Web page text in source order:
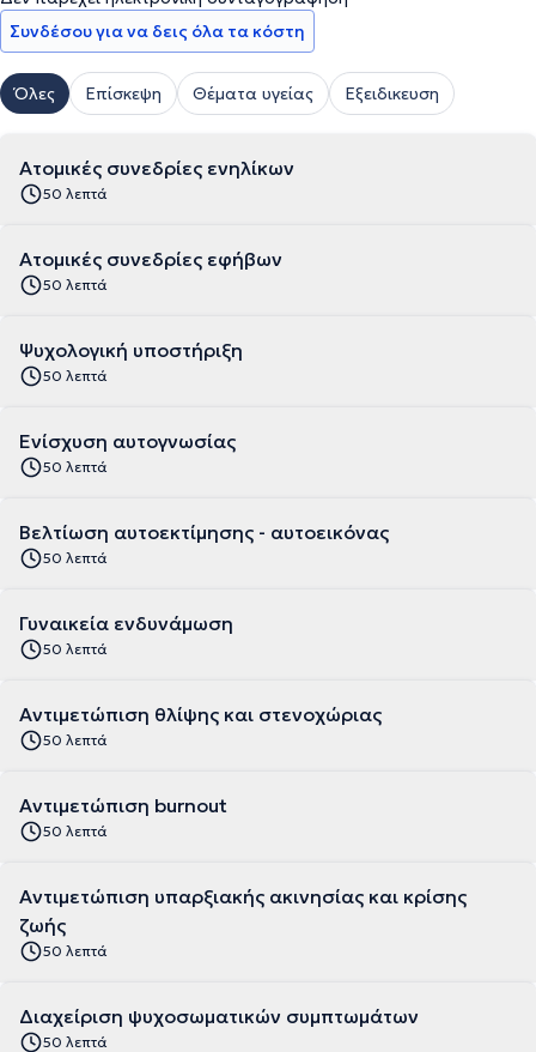
Συνδέσου για να δεις όλα τα κόστη
Όλες Επίσκεψη Θέματα υγείας Εξειδικευση
Ατομικές συνεδρίες ενηλίκων
50 λεπτά
Ατομικές συνεδρίες εφήβων
50 λεπτά
Ψυχολογική υποστήριξη
50 λεπτά
Ενίσχυση αυτογνωσίας
50 λεπτά
Βελτίωση αυτοεκτίμησης - αυτοεικόνας
50 λεπτά
Γυναικεία ενδυνάμωση
50 λεπτά
Αντιμετώπιση θλίψης και στενοχώριας
50 λεπτά
Αντιμετώπιση burnout
50 λεπτά
Αντιμετώπιση υπαρξιακής ακινησίας και κρίσης
ζωής
50 λεπτά
Διαχείριση ψυχοσωματικών συμπτωμάτων
50 λεπτά